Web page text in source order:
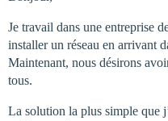
Je travail dans une entreprise
installer un réseau en arrivant
Maintenant, nous désirons
tous.
La solution la plus simple que